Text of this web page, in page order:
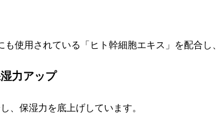
使用されている「ヒト幹細胞エキス」を配合し、
力アップ
、 保湿力を底上げしています。